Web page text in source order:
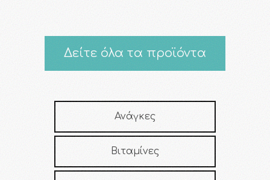
Δείτε όλα τα προϊόντα
Ανάγκες
Βιταμίνες